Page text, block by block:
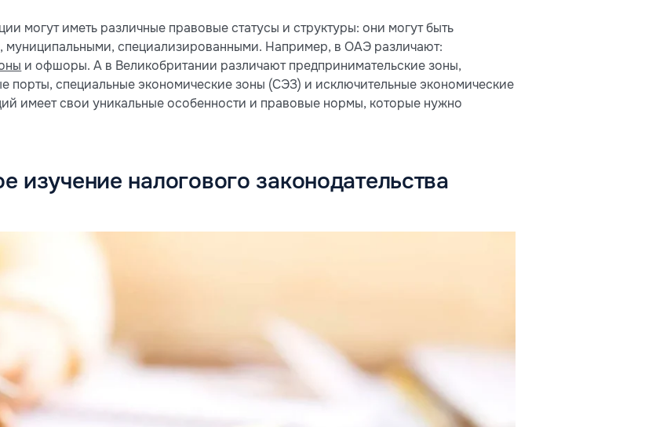
могут иметь различные правовые статусы и структуры: они могут быть
муниципальными, специализированными. Например, в ОАЭ различают:
и офшоры. А в Великобритании различают предпринимательские зоны,
порты, специальные экономические зоны (СЭЗ) и исключительные экономические
имеет свои уникальные особенности и правовые нормы, которые нужно
изучение налогового законодательства